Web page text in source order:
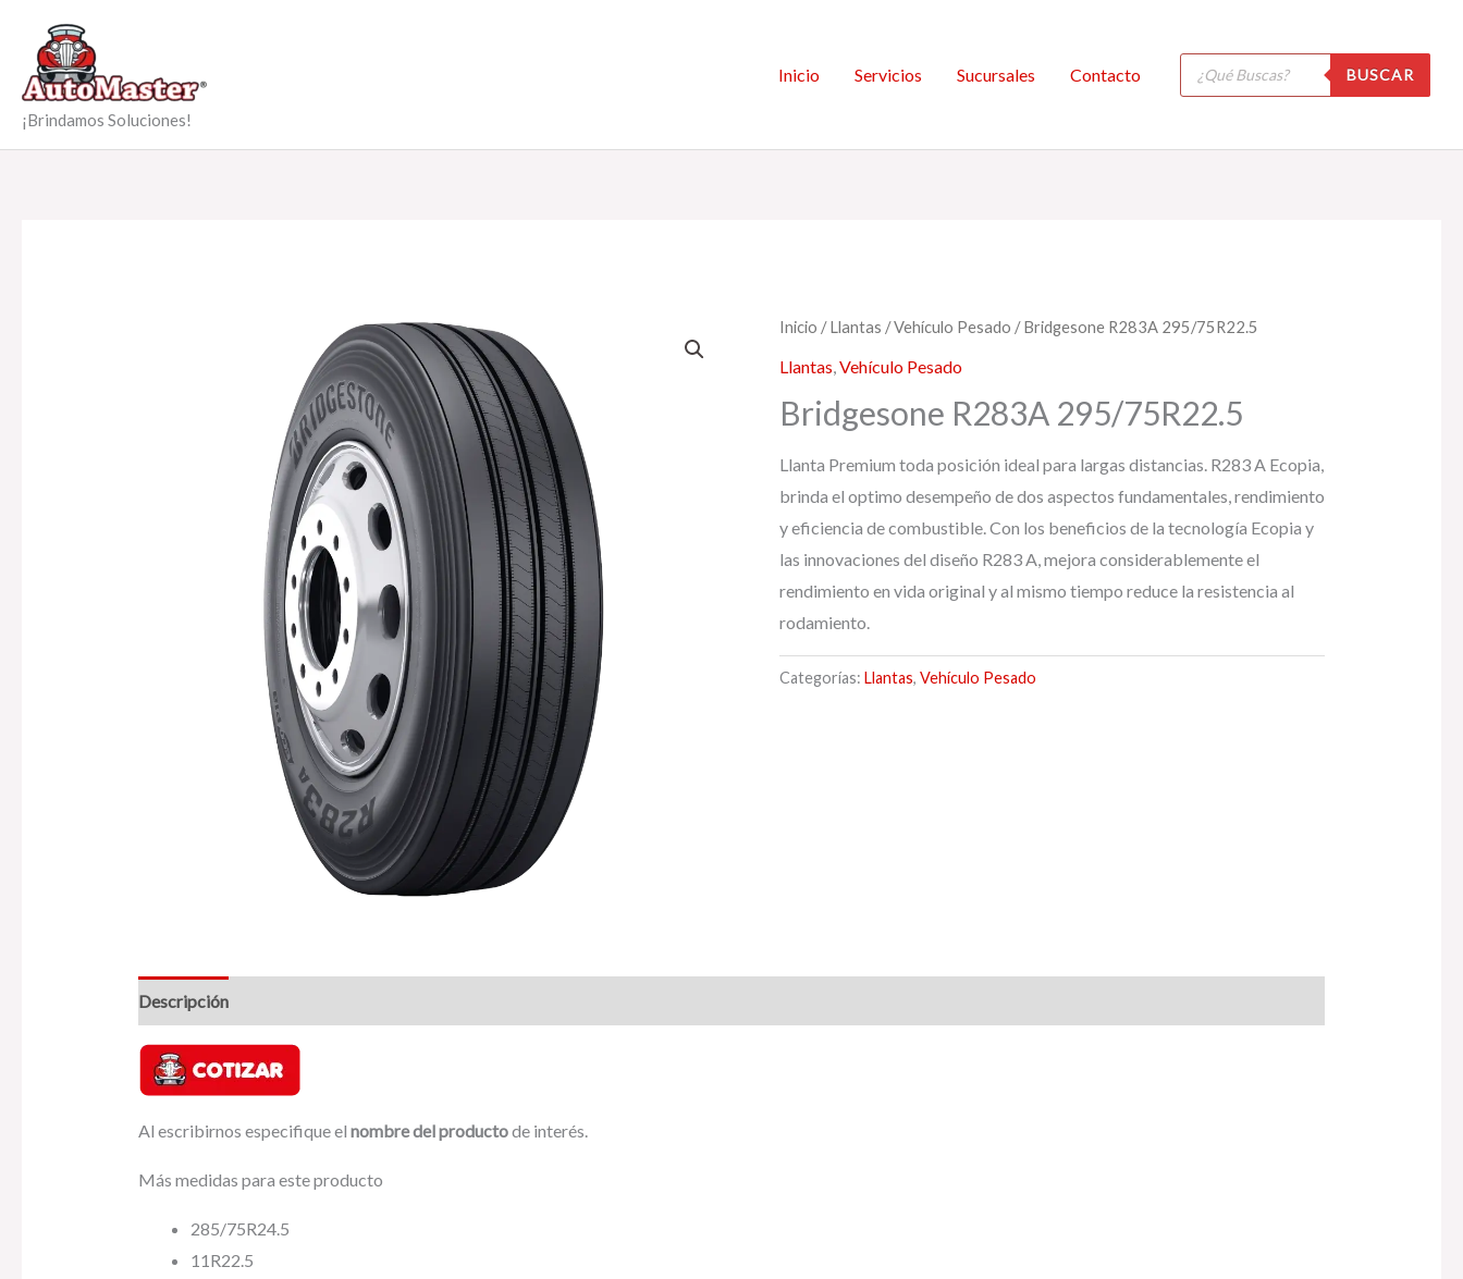
contenido
¡Brindamos Soluciones!
Inicio Servicios Sucursales Contacto
Búsqueda
productos
BUSCAR
Inicio /Llantas /Vehículo Pesado / Bridgesone R283A 295/75R22.5
Llantas,Vehículo Pesado
Bridgesone R283A 295/75R22.5
Llanta Premium toda posición ideal para largas distancias. R283 A Ecopia,
brinda el optimo desempeño de dos aspectos fundamentales, rendimiento
y eficiencia de combustible. Con los beneficios de la tecnología Ecopia y
las innovaciones del diseño R283 A, mejora considerablemente el
rendimiento en vida original y al mismo tiempo reduce la resistencia al
rodamiento.
Categorías: Llantas, Vehículo Pesado
Descripción
Al escribirnos especifique el nombre del productode interés.
Más medidas para este producto
285/75R24.5
11R22.5